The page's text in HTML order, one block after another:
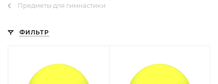
Предметы для гимнастики
ФИЛЬТР